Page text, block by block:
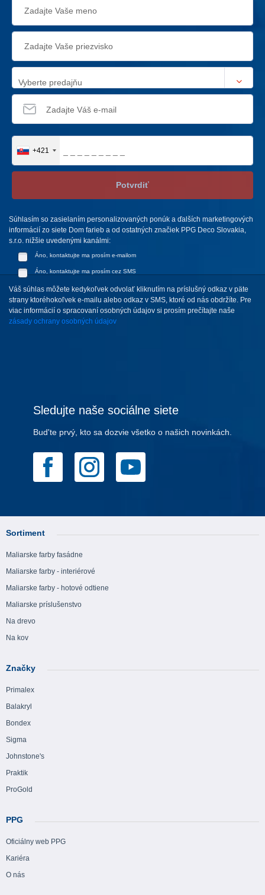
Vyberte predajňu
+421
Potvrdiť
Súhlasím so zasielaním personalizovaných ponúk a ďalších marketingových
informácií zo siete Dom farieb a od ostatných značiek PPG Deco Slovakia,
s.r.o. nižšie uvedenými kanálmi:
Áno, kontaktujte ma prosím e-mailom
Áno, kontaktujte ma prosím cez SMS
Váš súhlas môžete kedykoľvek odvolať kliknutím na príslušný odkaz v päte
strany ktoréhokoľvek e-mailu alebo odkaz v SMS, ktoré od nás obdržíte. Pre
viac informácií o spracovaní osobných údajov si prosím prečítajte naše
zásady ochrany osobných údajov
Sledujte naše sociálne siete
Bud'te prvý, kto sa dozvie všetko o našich novinkách.
Sortiment
Maliarske farby fasádne
Maliarske farby - interiérové
Maliarske farby - hotové odtiene
Maliarske príslušenstvo
Na drevo
Na kov
Značky
Primalex
Balakryl
Bondex
Sigma
Johnstone's
Praktik
ProGold
PPG
Oficiálny web PPG
Kariéra
O nás